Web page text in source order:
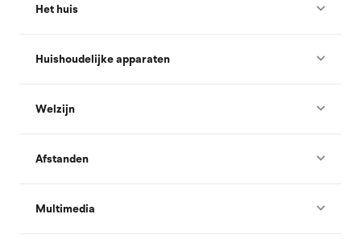
Het huis
Huishoudelijke apparaten
Welzijn
Afstanden
Multimedia